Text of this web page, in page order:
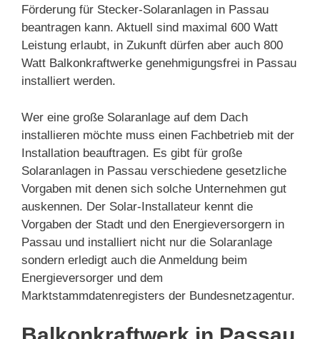
Förderung für Stecker-Solaranlagen in Passau
beantragen kann. Aktuell sind maximal 600 Watt
Leistung erlaubt, in Zukunft dürfen aber auch 800
Watt Balkonkraftwerke genehmigungsfrei in Passau
installiert werden.
Wer eine große Solaranlage auf dem Dach
installieren möchte muss einen Fachbetrieb mit der
Installation beauftragen. Es gibt für große
Solaranlagen in Passau verschiedene gesetzliche
Vorgaben mit denen sich solche Unternehmen gut
auskennen. Der Solar-Installateur kennt die
Vorgaben der Stadt und den Energieversorgern in
Passau und installiert nicht nur die Solaranlage
sondern erledigt auch die Anmeldung beim
Energieversorger und dem
Marktstammdatenregisters der Bundesnetzagentur.